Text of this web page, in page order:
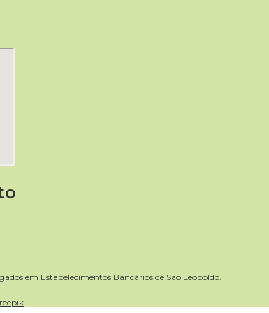
em Estabelecimentos Bancários de São Leopoldo.